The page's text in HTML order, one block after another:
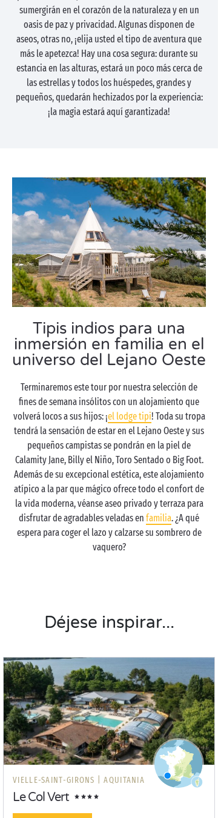
sumergirán en el corazón de la naturaleza y en un
oasis de paz y privacidad. Algunas disponen de
aseos, otras no, ¡elija usted el tipo de aventura que
más le apetezca! Hay una cosa segura: durante su
estancia en las alturas, estará un poco más cerca de
las estrellas y todos los huéspedes, grandes y
pequeños, quedarán hechizados por la experiencia:
¡la magia estará aquí garantizada!
Tipis indios para una
inmersión en familia en el
universo del Lejano Oeste
Terminaremos este tour por nuestra selección de
fines de semana insólitos con un alojamiento que
volverá locos a sus hijos: ¡el lodge tipi! Toda su tropa
tendrá la sensación de estar en el Lejano Oeste y sus
pequeños campistas se pondrán en la piel de
Calamity Jane, Billy el Niño, Toro Sentado o Big Foot.
Además de su excepcional estética, este alojamiento
atípico a la par que mágico ofrece todo el confort de
la vida moderna, véanse aseo privado y terraza para
disfrutar de agradables veladas en familia. ¿A qué
espera para coger el lazo y calzarse su sombrero de
vaquero?
Déjese inspirar...
VIELLE-SAINT-GIRONS | AQUITANIA
Le Col Vert